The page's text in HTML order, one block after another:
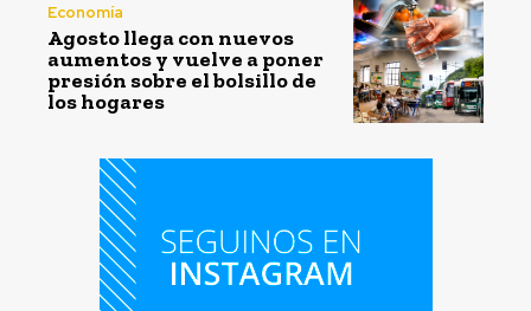
Economía
Agosto llega con nuevos
aumentos y vuelve a poner
presión sobre el bolsillo de
los hogares